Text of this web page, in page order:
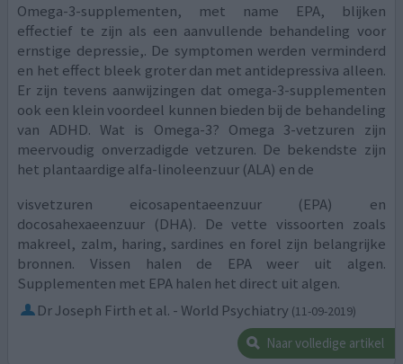
Omega-3-supplementen, met name EPA, blijken
effectief te zijn als een aanvullende behandeling voor
ernstige depressie,. De symptomen werden verminderd
en het effect bleek groter dan met antidepressiva alleen.
Er zijn tevens aanwijzingen dat omega-3-supplementen
ook een klein voordeel kunnen bieden bij de behandeling
van ADHD. Wat is Omega-3? Omega 3-vetzuren zijn
meervoudig onverzadigde vetzuren. De bekendste zijn
het plantaardige alfa-linoleenzuur (ALA) en de
visvetzuren eicosapentaeenzuur (EPA) en
docosahexaeenzuur (DHA). De vette vissoorten zoals
makreel, zalm, haring, sardines en forel zijn belangrijke
bronnen. Vissen halen de EPA weer uit algen.
Supplementen met EPA halen het direct uit algen.
Dr Joseph Firth et al. - World Psychiatry (11-09-2019)
Naar volledige artikel